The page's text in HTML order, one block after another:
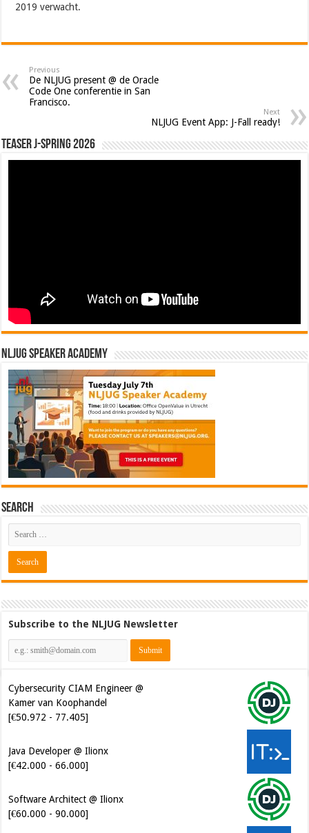
2019 verwacht.
Previous
De NLJUG present @ de Oracle
Code One conferentie in San
Francisco.
Next
NLJUG Event App: J-Fall ready!
Teaser J-Spring 2026
NLJUG Speaker Academy
Search
Subscribe to the NLJUG Newsletter
Cybersecurity CIAM Engineer @
Kamer van Koophandel
[€50.972 - 77.405]
Java Developer @ Ilionx
[€42.000 - 66.000]
Software Architect @ Ilionx
[€60.000 - 90.000]